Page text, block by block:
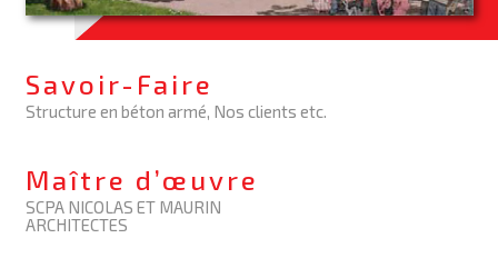
Savoir-Faire
Structure en béton armé, Nos clients etc.
Maître d’œuvre
SCPA NICOLAS ET MAURIN
ARCHITECTES